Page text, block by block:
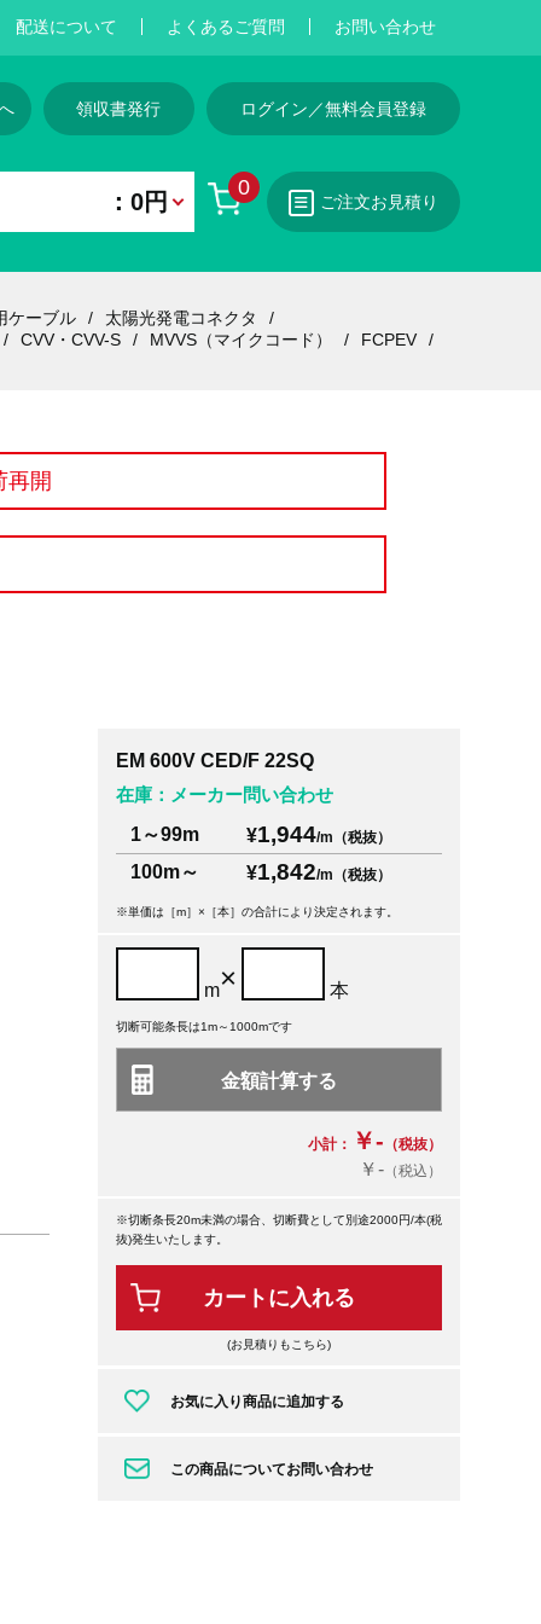
配送について よくあるご質問 お問い合わせ
領収書発行 ログイン／無料会員登録
0
：0円 ご注文お見積り
ケーブル
太陽光発電コネクタ
CVV・CVV-S
MVVS（マイクコード） FCPEV
再開
EM 600V CED/F 22SQ
在庫：メーカー問い合わせ
1～99m
¥1,944/m（税抜）
100m～ ¥1,842/m（税抜）
※単価は［m］×［本］の合計により決定されます。
m× 本
切断可能条長は1m～1000mです
小計： ￥- （税抜）
￥-（税込）
※切断条長20m未満の場合、切断費として別途2000円/本(税
抜)発生いたします。
カートに入れる
(お見積りもこちら)
お気に入り商品に追加する
この商品についてお問い合わせ